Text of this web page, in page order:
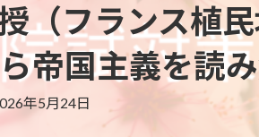
（フランス植
帝国主義を読
年5月24日